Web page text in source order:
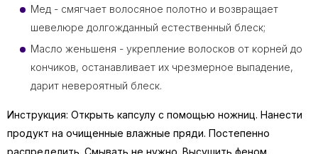
Мед - смягчает волосяное полотно и возвращает
шевелюре долгожданный естественный блеск;
Масло женьшеня - укрепление волосков от корней до
кончиков, останавливает их чрезмерное выпадение,
дарит невероятный блеск.
Инструкция: Открыть капсулу с помощью ножниц. Нанести
продукт на очищенные влажные пряди. Постепенно
распределить. Смывать не нужно. Высушить феном.